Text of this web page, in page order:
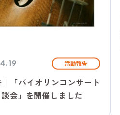
活動報告
「バイオリンコンサート
会」を開催しました